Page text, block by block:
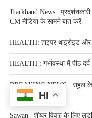
Jharkhand News :
CM मीडिया के सामने बात करें
HEALTH: हाइपर थाइरोइड और
HEALTH : गर्भावस्था में पीठ
BREAKING NEWS : राहुल के
रद्द, ट्रस्ट ने कहा…
Sawan : शीघ्र विवाह के लिए
HI